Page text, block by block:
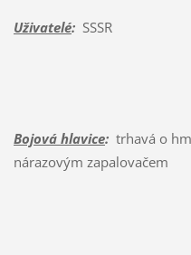
Uživatelé:SSSR
Bojová hlavice:trhavá o
nárazovým zapalovačem